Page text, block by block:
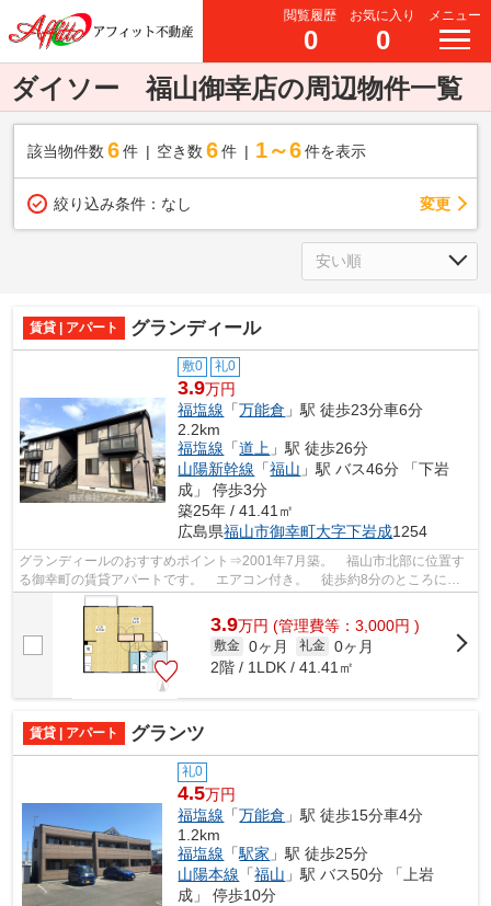
閲覧履歴
0
お気に入り
0
メニュー
ダイソー 福山御幸店の周辺物件一覧
該当物件数 6件 空き数 6 件 1～6 件を表示
絞り込み条件： なし 変更
賃貸 | アパート グランディール
敷0 礼0
3.9万円
福塩線 「万能倉 」駅 徒歩23分車6分
2.2km
福塩線 「道上 」駅 徒歩26分
山陽新幹線 「福山 」駅 バス46分 「下岩
成」 停歩3分
築25年 / 41.41㎡
広島県福山市御幸町大字下岩成1254
グランディールのおすすめポイント⇒2001年7月築。 福山市北部に位置す
る御幸町の賃貸アパートです。 エアコン付き。 徒歩約8分のところには
スーパーマーケットがあり、周辺には飲食...
3.9万円 (管理費等：3,000円 )
敷金 0ヶ月 礼金 0ヶ月
2階 / 1LDK / 41.41㎡
賃貸 | アパート グランツ
礼0
4.5万円
福塩線 「万能倉 」駅 徒歩15分車4分
1.2km
福塩線 「駅家 」駅 徒歩25分
山陽本線 「福山 」駅 バス50分 「上岩
成」 停歩10分